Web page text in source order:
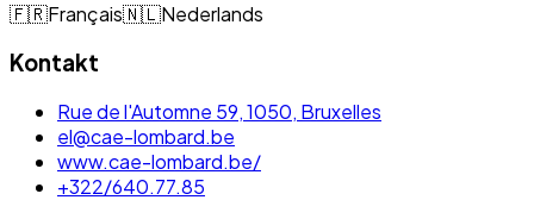
🇫🇷Français🇳🇱Nederlands
Kontakt
Rue de l'Automne 59, 1050, Bruxelles
el@cae-lombard.be
www.cae-lombard.be/
+322/640.77.85